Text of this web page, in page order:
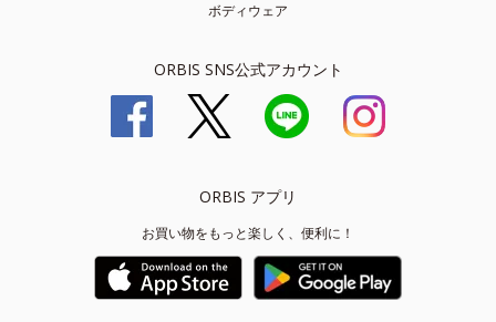
ボディウェア
ORBIS SNS公式アカウント
ORBIS アプリ
お買い物をもっと楽しく、便利に！